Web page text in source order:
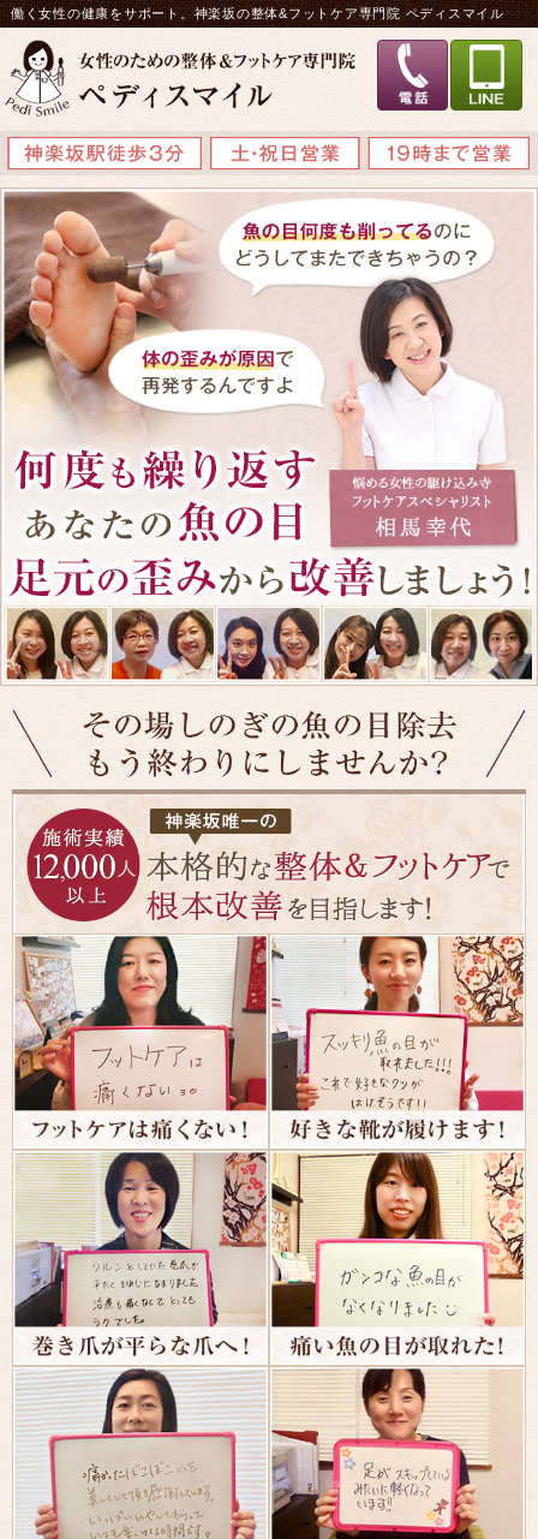
働く女性の健康をサポート。神楽坂の整体&フットケア専門院 ペディスマイル